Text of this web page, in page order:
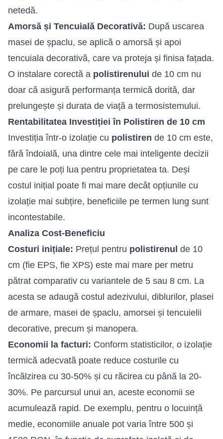
netedă.
Amorsă și Tencuială Decorativă: După uscarea
masei de șpaclu, se aplică o amorsă și apoi
tencuiala decorativă, care va proteja și finisa fațada.
O instalare corectă a polistirenului de 10 cm nu
doar că asigură performanța termică dorită, dar
prelungește și durata de viață a termosistemului.
Rentabilitatea Investiției în Polistiren de 10 cm
Investiția într-o izolație cu polistiren de 10 cm este,
fără îndoială, una dintre cele mai inteligente decizii
pe care le poți lua pentru proprietatea ta. Deși
costul inițial poate fi mai mare decât opțiunile cu
izolație mai subțire, beneficiile pe termen lung sunt
incontestabile.
Analiza Cost-Beneficiu
Costuri inițiale: Prețul pentru polistirenul de 10
cm (fie EPS, fie XPS) este mai mare per metru
pătrat comparativ cu variantele de 5 sau 8 cm. La
acesta se adaugă costul adezivului, diblurilor, plasei
de armare, masei de șpaclu, amorsei și tencuielii
decorative, precum și manopera.
Economii la facturi: Conform statisticilor, o izolație
termică adecvată poate reduce costurile cu
încălzirea cu 30-50% și cu răcirea cu până la 20-
30%. Pe parcursul unui an, aceste economii se
acumulează rapid. De exemplu, pentru o locuință
medie, economiile anuale pot varia între 500 și